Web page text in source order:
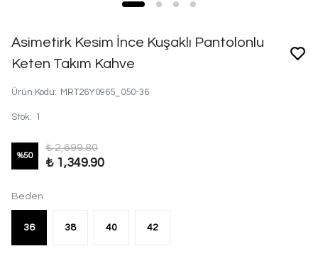
Asimetirk Kesim İnce Kuşaklı Pantolonlu
Keten Takım Kahve
Ürün Kodu: MRT26Y0965_050-36
Stok: 1
%50
₺ 2,699.80
₺ 1,349.90
Beden
36 38 40 42